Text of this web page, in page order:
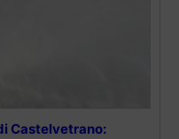
Castelvetrano: